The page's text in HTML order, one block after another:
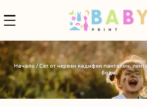
Начало / Сет от червен кадифен панталон,
боди